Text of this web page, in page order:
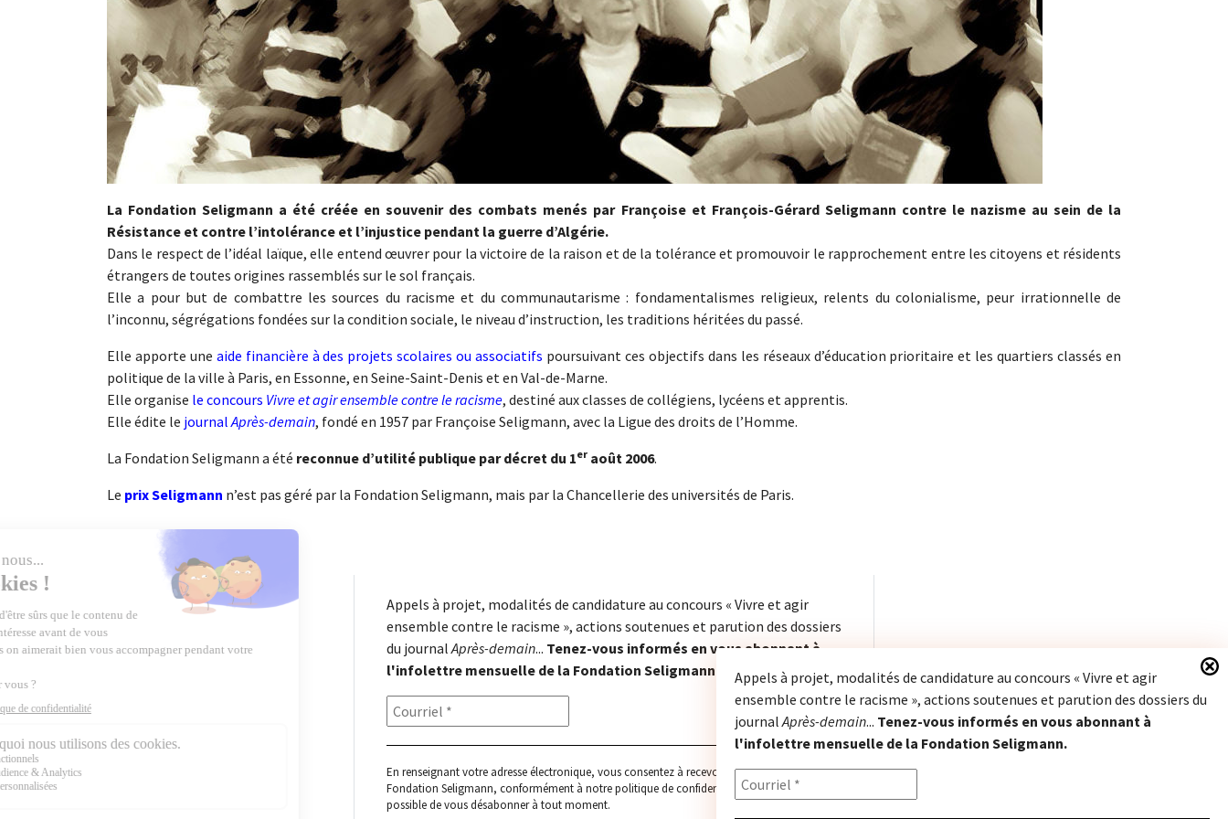
La Fondation Seligmann a été créée en souvenir des combats menés par Françoise et François-Gérard Seligmann contre le nazisme au sein de la
Résistance et contre l’intolérance et l’injustice pendant la guerre d’Algérie.
Dans le respect de l’idéal laïque, elle entend œuvrer pour la victoire de la raison et de la tolérance et promouvoir le rapprochement entre les citoyens et résidents
étrangers de toutes origines rassemblés sur le sol français.
Elle a pour but de combattre les sources du racisme et du communautarisme : fondamentalismes religieux, relents du colonialisme, peur irrationnelle de
l’inconnu, ségrégations fondées sur la condition sociale, le niveau d’instruction, les traditions héritées du passé.
Elle apporte une aide financière à des projets scolaires ou associatifs poursuivant ces objectifs dans les réseaux d’éducation prioritaire et les quartiers classés en
politique de la ville à Paris, en Essonne, en Seine-Saint-Denis et en Val-de-Marne.
Elle organise le concours Vivre et agir ensemble contre le racisme, destiné aux classes de collégiens, lycéens et apprentis.
Elle édite le journalAprès-demain, fondé en 1957 par Françoise Seligmann, avec la Ligue des droits de l’Homme.
La Fondation Seligmann a été reconnue d’utilité publique par décret du 1er août 2006.
Le prix Seligmann n’est pas géré par la Fondation Seligmann, mais par la Chancellerie des universités de Paris.
Appels à projet, modalités de candidature au concours « Vivre et agir
ensemble contre le racisme », actions soutenues et parution des dossiers du
journalAprès-demain... Tenez-vous informés en vous abonnant à
l'infolettre mensuelle de la Fondation Seligmann.
Appels à projet, modalités de candidature au concours « Vivre et agir
ensemble contre le racisme », actions soutenues et parution des dossiers
du journalAprès-demain... Tenez-vous informés en vous abonnant à
l'infolettre mensuelle de la Fondation Seligmann.
En renseignant votre adresse électronique, vous consentez à recevoir l'infolettre de la
Fondation Seligmann, conformément à notrepolitique de confidentialité. Il vous sera
possible de vous désabonner à tout moment.
Fondation Seligmann
Journal Après-demain
27, rue Robert de Flers 75015 Paris